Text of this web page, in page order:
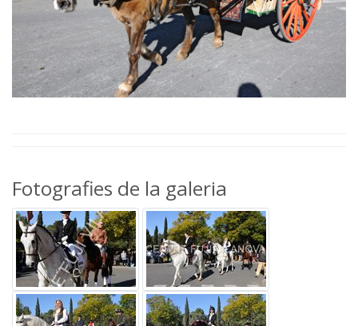
Fotografies de la galeria